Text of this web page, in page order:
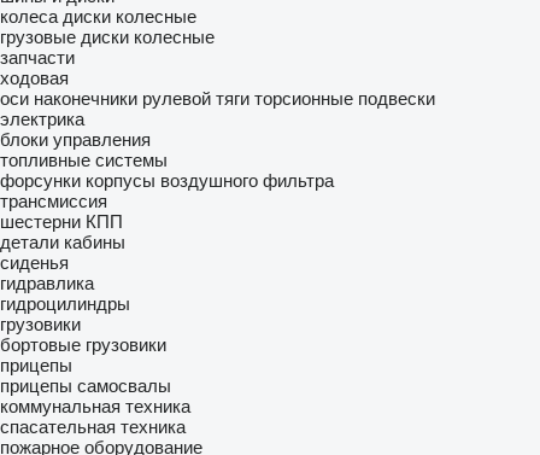
колеса диски колесные
грузовые диски колесные
запчасти
ходовая
оси наконечники рулевой тяги торсионные подвески
электрика
блоки управления
топливные системы
форсунки корпусы воздушного фильтра
трансмиссия
шестерни КПП
детали кабины
сиденья
гидравлика
гидроцилиндры
грузовики
бортовые грузовики
прицепы
прицепы самосвалы
коммунальная техника
спасательная техника
пожарное оборудование